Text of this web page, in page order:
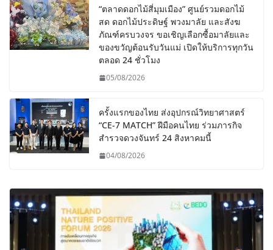
“ตลาดดอกไม้สี่มุมเมือง” ศูนย์รวมดอกไม้
สด ดอกไม้ประดิษฐ์ พวงมาลัย และสังฆ
ภัณฑ์ครบวงจร ขอเชิญเลือกซื้อมาลัยและ
ของขวัญต้อนรับวันแม่ เปิดให้บริการทุกวัน
ตลอด 24 ชั่วโมง
05/08/2026
ครั้งแรกของไทย ส่งอุปกรณ์วิทยาศาสตร์
“CE-7 MATCH” ฝีมือคนไทย ร่วมภารกิจ
สำรวจดวงจันทร์ 24 สิงหาคมนี้
04/08/2026